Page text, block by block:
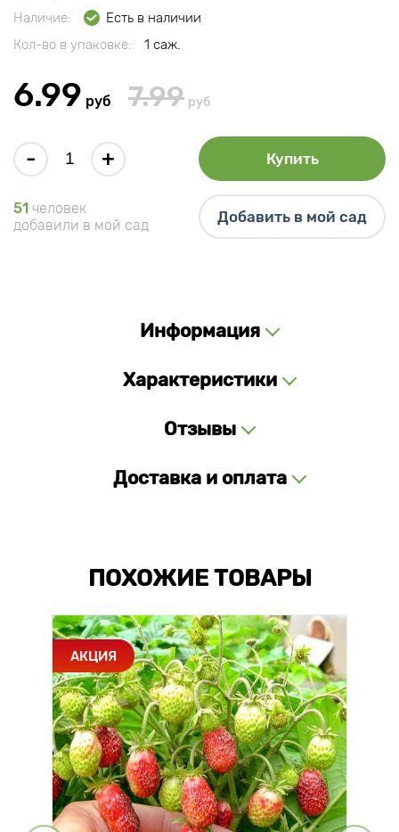
Наличие:
Есть в наличии
Кол-во в упаковке:
1 саж.
6.99 руб 7.99 руб
- + Купить
51 человек
добавили в мой сад
Добавить в мой сад
Информация
Характеристики
Отзывы
Доставка и оплата
ПОХОЖИЕ ТОВАРЫ
АКЦИЯ